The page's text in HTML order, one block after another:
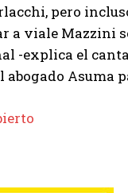
the Privacy Policy.
pero
a viale Mazzini
-explica el
abogado Asuma